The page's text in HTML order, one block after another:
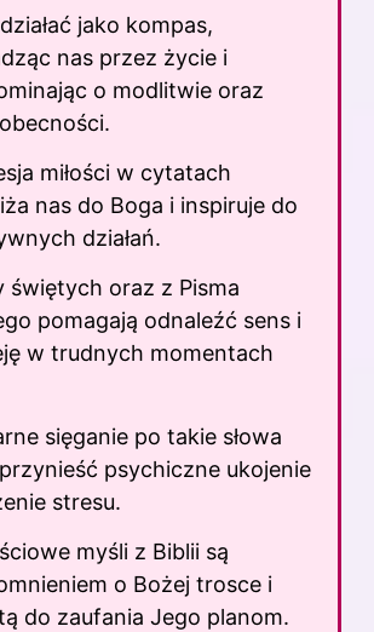
jako kompas,
nas przez życie i
o modlitwie oraz
miłości w cytatach
nas do Boga i inspiruje do
działań.
świętych oraz z Pisma
pomagają odnaleźć sens i
w trudnych momentach
sięganie po takie słowa
psychiczne ukojenie
stresu.
myśli z Biblii są
o Bożej trosce i
do zaufania Jego planom.